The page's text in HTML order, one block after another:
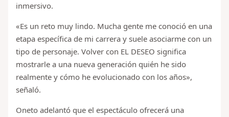
inmersivo.
«Es un reto muy lindo. Mucha gente me conoció en una
etapa específica de mi carrera y suele asociarme con un
tipo de personaje. Volver con EL DESEO significa
mostrarle a una nueva generación quién he sido
realmente y cómo he evolucionado con los años»,
señaló.
Oneto adelantó que el espectáculo ofrecerá una